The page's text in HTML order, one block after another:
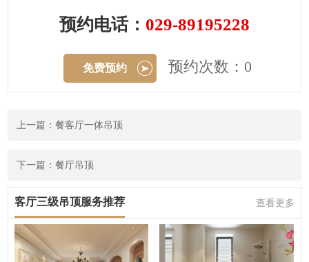
预约电话： 029-89195228
免费预约 预约次数：0
上一篇：餐客厅一体吊顶
下一篇：餐厅吊顶
客厅三级吊顶服务推荐 查看更多